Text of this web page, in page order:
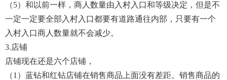
（5）和以前一样，商人数量由入村入口和等级决定，但是不
一定一定要全部入村入口都要有道路通往内部，只要有一个
入村入口商人数量就不会减少。
3.店铺
店铺现在还是六个店铺，
（1）蓝钻和红钻店铺在销售商品上面没有差距。销售商品的